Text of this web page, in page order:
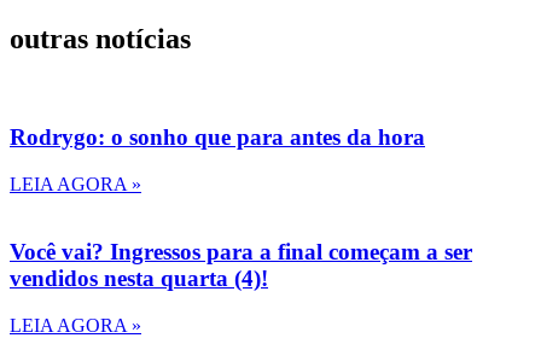
outras notícias
Rodrygo: o sonho que para antes da hora
LEIA AGORA »
Você vai? Ingressos para a final começam a ser
vendidos nesta quarta (4)!
LEIA AGORA »